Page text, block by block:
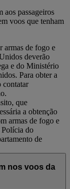
aos passageiros
voos que tenham
armas de fogo e
deverão
e do Ministério
Para obter a
contatar
que
a obtenção
armas de fogo e
Polícia do
de
nos voos da